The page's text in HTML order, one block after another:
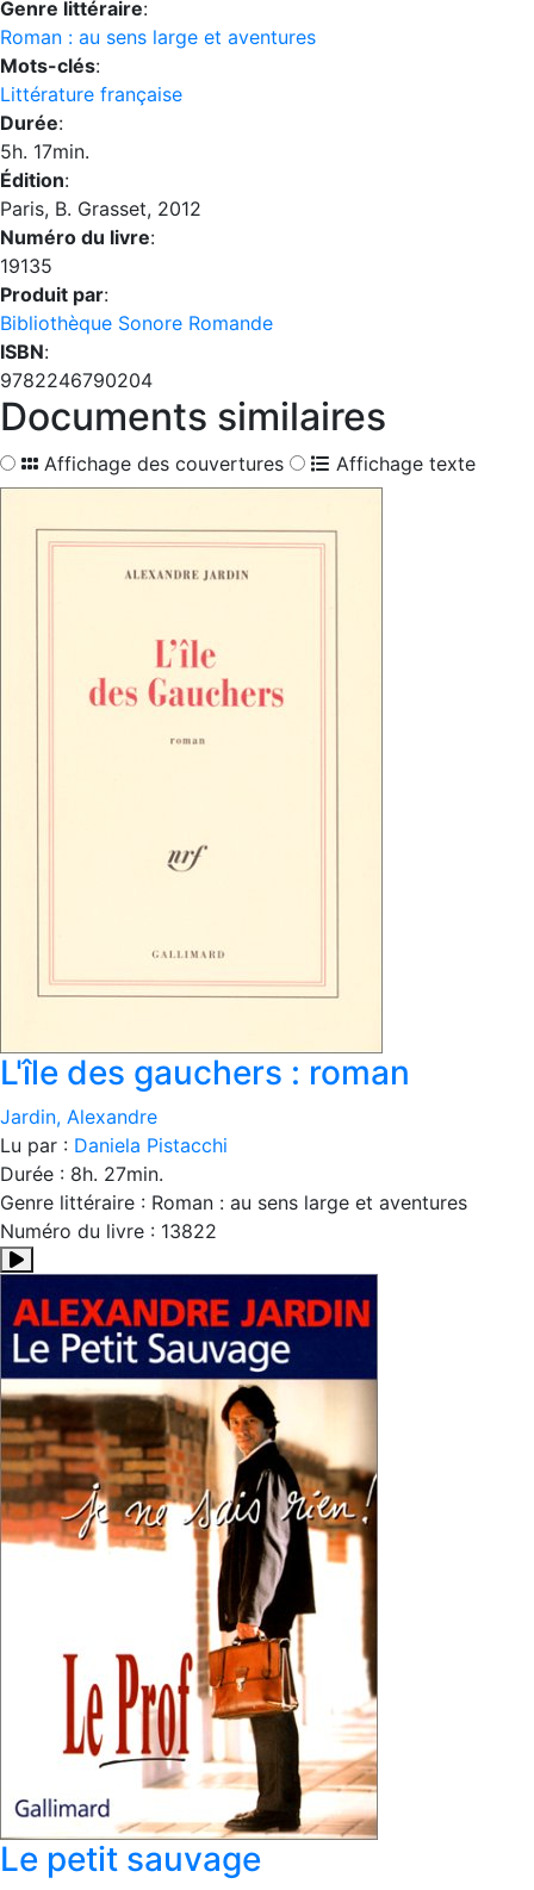
Genre littéraire:
Roman : au sens large et aventures
Mots-clés:
Littérature française
Durée:
5h. 17min.
Édition:
Paris, B. Grasset, 2012
Numéro du livre:
19135
Produit par:
Bibliothèque Sonore Romande
ISBN:
9782246790204
Documents similaires
Affichage des couvertures Affichage texte
L'île des gauchers : roman
Jardin, Alexandre
Lu par : Daniela Pistacchi
Durée : 8h. 27min.
Genre littéraire : Roman : au sens large et aventures
Numéro du livre : 13822
Résumé:Dans un archipel du Pacifique Sud ignoré des
Le petit sauvage